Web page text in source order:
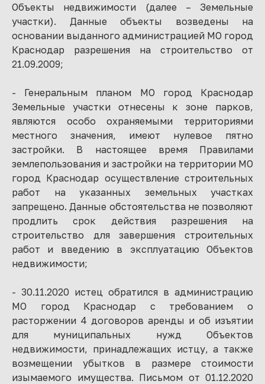
Объекты недвижимости (далее – Земельные
участки). Данные объекты возведены на
основании выданного администрацией МО город
Краснодар разрешения на строительство от
21.09.2009;
- Генеральным планом МО город Краснодар
Земельные участки отнесены к зоне парков,
являются особо охраняемыми территориями
местного значения, имеют нулевое пятно
застройки. В настоящее время Правилами
землепользования и застройки на территории МО
город Краснодар осуществление строительных
работ на указанных земельных участках
запрещено. Данные обстоятельства не позволяют
продлить срок действия разрешения на
строительство для завершения строительных
работ и введению в эксплуатацию Объектов
недвижимости;
- 30.11.2020 истец обратился в администрацию
МО город Краснодар с требованием о
расторжении 4 договоров аренды и об изъятии
для муниципальных нужд Объектов
недвижимости, принадлежащих истцу, а также
возмещении убытков в размере стоимости
изымаемого имущества. Письмом от 01.12.2020